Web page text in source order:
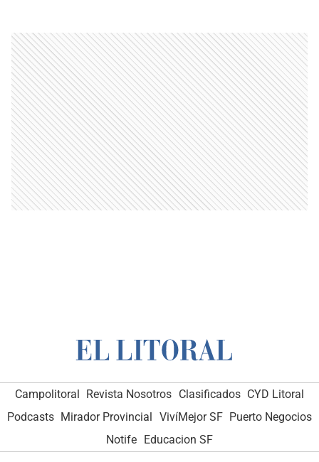
Campolitoral Revista Nosotros Clasificados CYD Litoral
Podcasts Mirador Provincial VivíMejor SF Puerto Negocios
Notife Educacion SF